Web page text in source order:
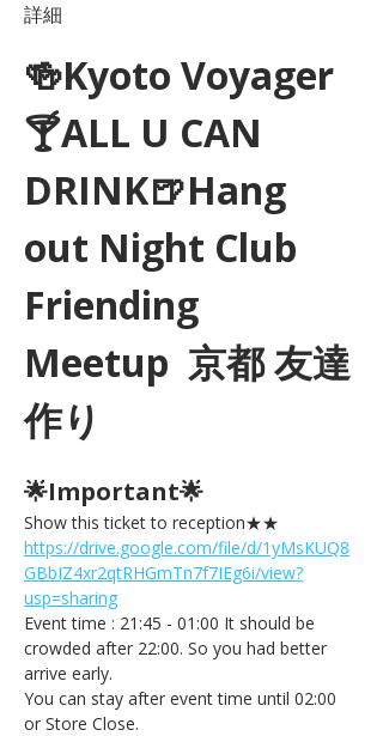
詳細
🍻Kyoto Voyager
🍸ALL U CAN
DRINK🍺Hang
out Night Club
Friending
Meetup  京都 友達
作り
🌟Important🌟
Show this ticket to reception★★
https://drive.google.com/file/d/1yMsKUQ8
GBbIZ4xr2qtRHGmTn7f7IEg6i/view?
usp=sharing
Event time : 21:45 - 01:00 It should be
crowded after 22:00. So you had better
arrive early.
You can stay after event time until 02:00
or Store Close.